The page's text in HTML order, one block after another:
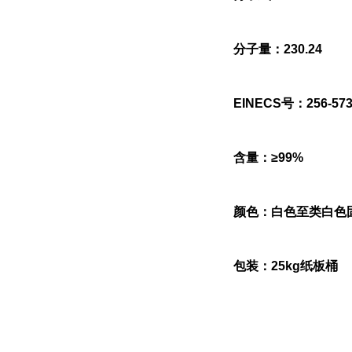
分子量：230.24
EINECS号：256-
含量：≥99%
颜色：白色至类白色
包装：25kg纸板桶